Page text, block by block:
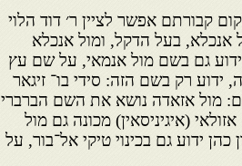
קבורתם אפשר לציין ר׳ דוד הלוי
אנכלא, בעל הדקל, ומול אנכלא
גם בשם מול אנמאי, על שם עץ
ידוע רק בשם הזה: סידי בו־ זיגאר
מול אזאדה נושא את השם הברברי
(איגיניסאין) מכונה גם מול
ידוע גם בכינוי טיקי אל־בור, על